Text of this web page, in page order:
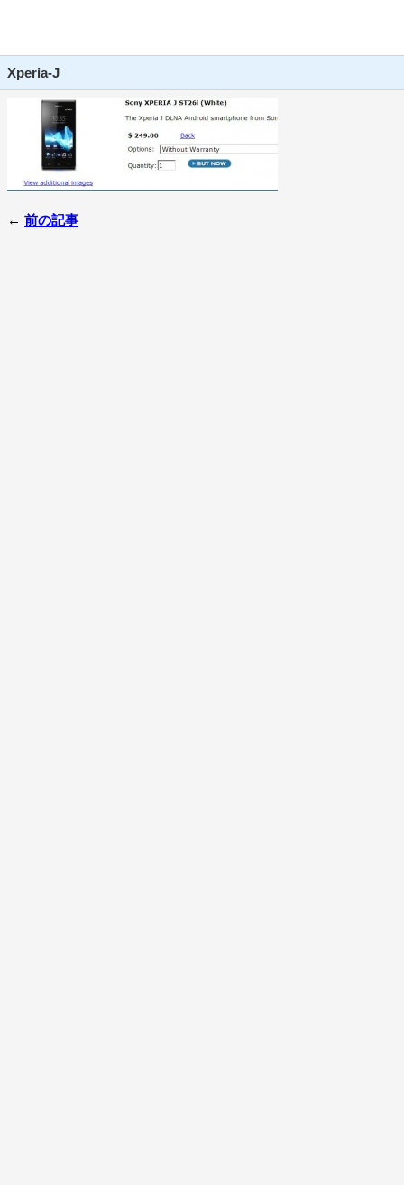
Xperia-J
← 前の記事